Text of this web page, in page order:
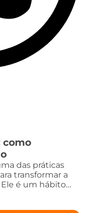
como
das práticas
transformar a
é um hábito…